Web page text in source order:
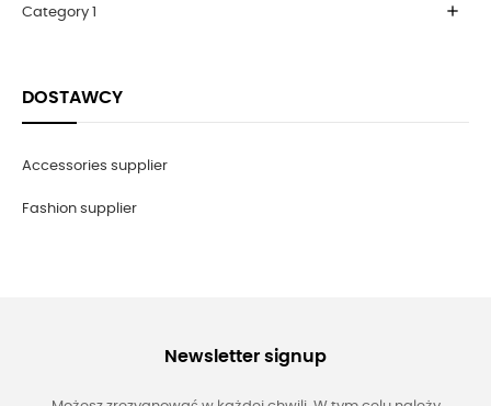
Category 1 add
DOSTAWCY
Accessories supplier
Fashion supplier
Newsletter signup